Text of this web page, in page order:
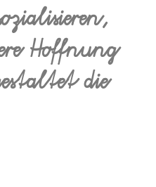
Hoffnung
die